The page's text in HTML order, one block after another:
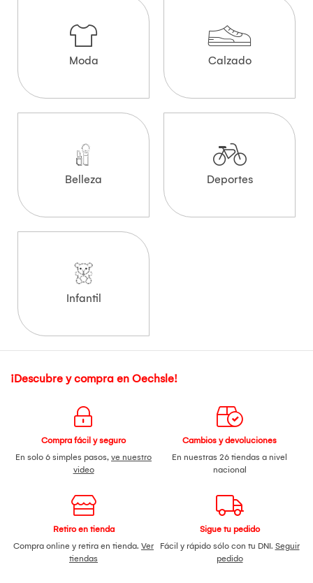
Moda Calzado
Belleza Deportes
Infantil
¡Descubre y compra en Oechsle!
Compra fácil y seguro
En solo 6 simples pasos, ve nuestro
video
Cambios y devoluciones
En nuestras 26 tiendas a nivel
nacional
Retiro en tienda
Compra online y retira en tienda. Ver
tiendas
Sigue tu pedido
Fácil y rápido sólo con tu DNI. Seguir
pedido